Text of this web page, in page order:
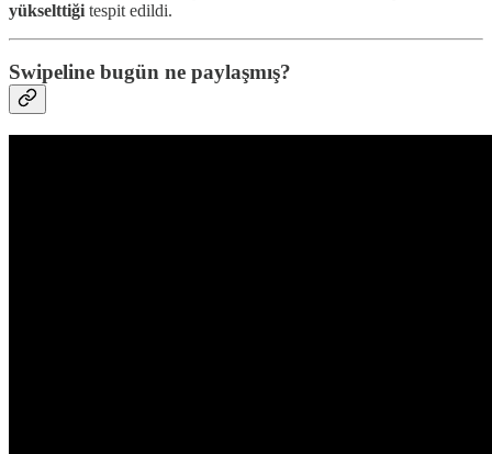
yükselttiği tespit edildi.
Swipeline bugün ne paylaşmış?